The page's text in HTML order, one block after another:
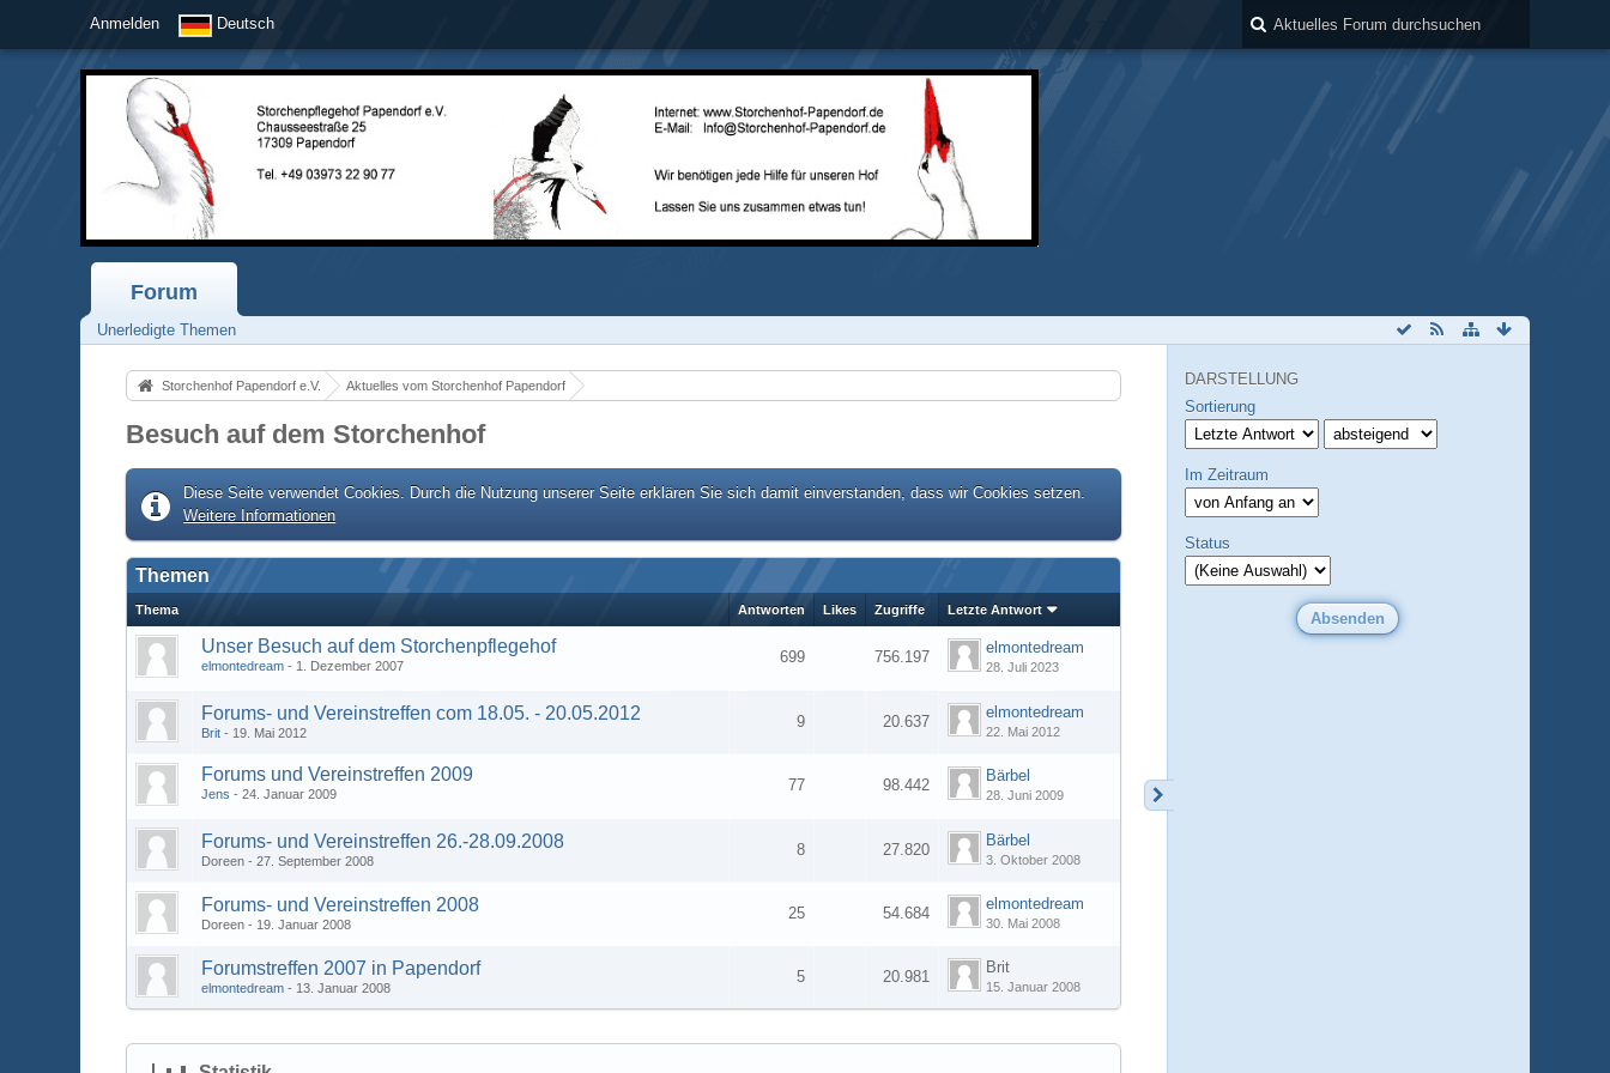
Anmelden Deutsch
Forum
Unerledigte Themen
Storchenhof Papendorf e.V. Aktuelles vom Storchenhof Papendorf
Besuch auf dem Storchenhof
Diese Seite verwendet Cookies. Durch die Nutzung unserer Seite erklären Sie sich damit einverstanden, dass wir Cookies setzen.
Weitere Informationen
Themen
Thema Antworten Likes Zugriffe Letzte Antwort
Unser Besuch auf dem Storchenpflegehof
elmontedream 1. Dezember 2007 699 756.197
elmontedream
28. Juli 2023
Forums- und Vereinstreffen com 18.05. - 20.05.2012
Brit 19. Mai 2012
9 20.637
elmontedream
22. Mai 2012
Forums und Vereinstreffen 2009
Jens 24. Januar 2009 77 98.442
Bärbel
28. Juni 2009
Forums- und Vereinstreffen 26.-28.09.2008
Doreen 27. September 2008
8 27.820
Bärbel
3. Oktober 2008
Forums- und Vereinstreffen 2008
Doreen 19. Januar 2008
25 54.684
elmontedream
30. Mai 2008
Forumstreffen 2007 in Papendorf
elmontedream 13. Januar 2008
5 20.981
Brit
15. Januar 2008
DARSTELLUNG
Sortierung
Im Zeitraum
Status